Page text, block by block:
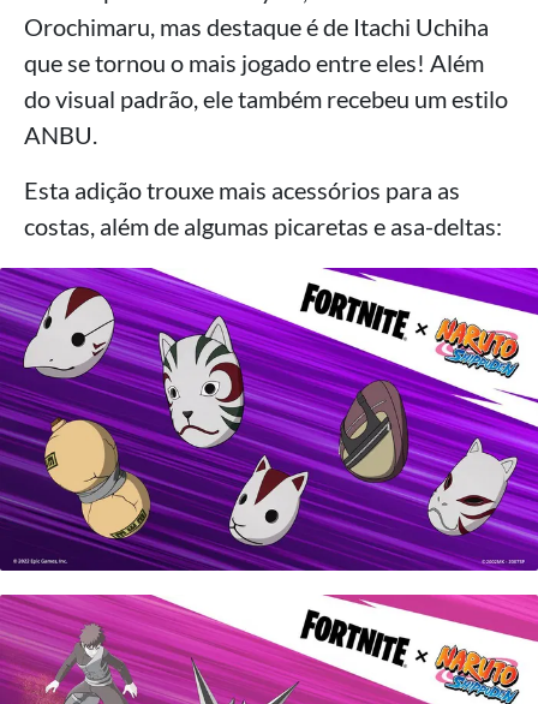
Orochimaru, mas destaque é de Itachi Uchiha
que se tornou o mais jogado entre eles! Além
do visual padrão, ele também recebeu um estilo
ANBU.
Esta adição trouxe mais acessórios para as
costas, além de algumas picaretas e asa-deltas: